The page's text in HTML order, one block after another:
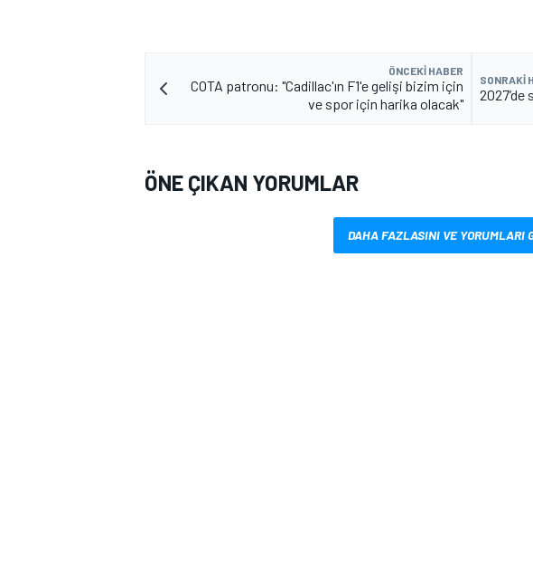
ÖNCEKI HABER
COTA patronu: "Cadillac'ın F1'e gelişi bizim için
ve spor için harika olacak"
SONRAKI
2027’de
ÖNE ÇIKAN YORUMLAR
DAHA FAZLASINI VE YORUMLARI